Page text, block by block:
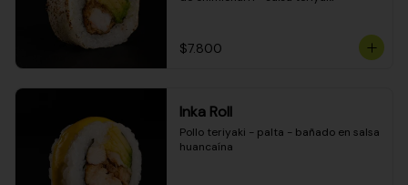
$7.800
Inka Roll
Pollo teriyaki - palta - bañado en salsa
huancaína